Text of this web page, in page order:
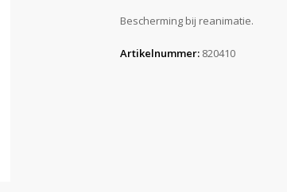
Bescherming bij reanimatie.
Artikelnummer: 820410